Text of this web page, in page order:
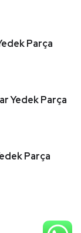
Parça
Yedek Parça
Parça